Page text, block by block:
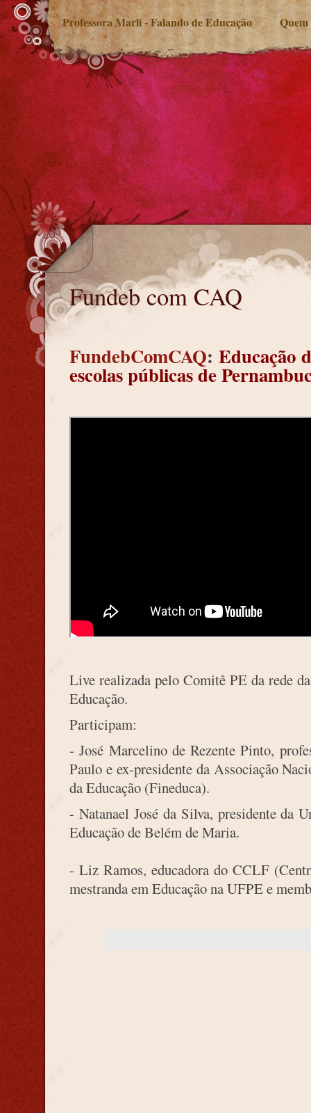
Professora Marli - Falando de Educação Quem
Fundeb com CAQ
Fundeb com CAQ
FundebComCAQ: Educação
escolas públicas de
Live realizada pelo Comitê PE da rede
Educação.
Participam:
- José Marcelino de Rezente Pinto,
Paulo e ex-presidente da Associação
da Educação (Fineduca).
- Natanael José da Silva, presidente da
Educação de Belém de Maria.
- Liz Ramos, educadora do CCLF
mestranda em Educação na UFPE e